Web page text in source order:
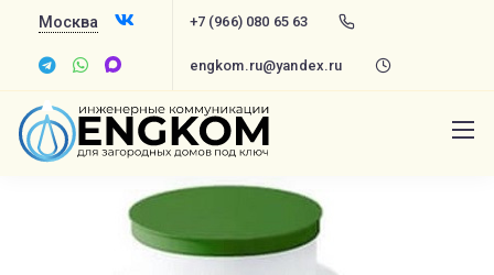
Москва +7 (966) 080 65 63
engkom.ru@yandex.ru